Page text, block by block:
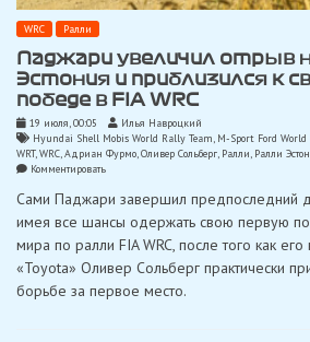
WRC Ралли
Паджари увеличил отрыв
Эстония и приблизился к
победе в FIA WRC
19 июля, 00:05
Илья Навроцкий
Hyundai Shell Mobis World Rally Team, M-Sport Ford World
WRT,WRC,Адриан Фурмо,Оливер Сольберг, Ралли, Ралли
Комментироватьon
увеличил
на
Ралли
Эстония
и
приблизился
Сами Паджари завершил предпоследний
имея все шансы одержать свою первую
мира по ралли FIA WRC, после того как
«Toyota» Оливер Сольберг практически
борьбе за первое место.